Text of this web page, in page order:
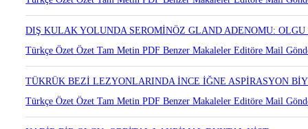
SEBASEÖZ DİFERANSİYE ONKOSİTİK LİPOADENOM: OLGU
Türkçe ÖzetÖzetTam MetinPDFBenzer MakalelerEditöre Mail
DIŞ KULAK YOLUNDA SEROMİNÖZ GLAND ADENOMU: OLGU
Türkçe ÖzetÖzetTam MetinPDFBenzer MakalelerEditöre Mail
TÜKRÜK BEZİ LEZYONLARINDA İNCE İĞNE ASPİRASYON